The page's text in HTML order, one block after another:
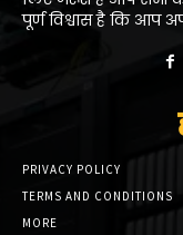
पूर्ण विश्वास है कि आप
PRIVACY POLICY
TERMS AND CONDITIONS
MORE